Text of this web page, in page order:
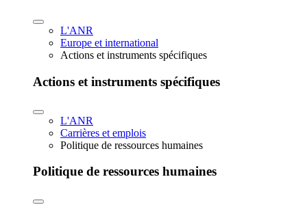
L'ANR
Europe et international
Actions et instruments spécifiques
Actions et instruments spécifiques
L'ANR
Carrières et emplois
Politique de ressources humaines
Politique de ressources humaines